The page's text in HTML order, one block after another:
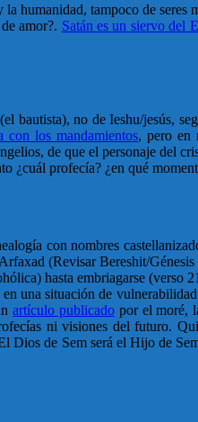
humanidad, tampoco de seres
amor?. Satán es un siervo del
no de Ieshu/jesús,
los mandamientos, pero en
de que el personaje del
¿cuál profecía? ¿en qué
con nombres
(Revisar Bereshit/
hasta embriagarse (verso
una situación de
artículo publicadopor el moré,
ni visiones del futuro.
Dios de Sem será el Hijo de